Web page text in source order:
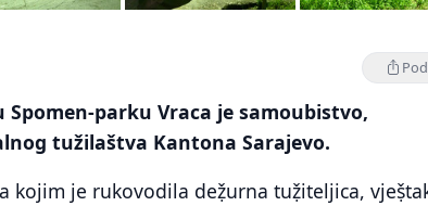
parku Vraca je samoubistvo,
tužilaštva Kantona Sarajevo.
kojim je rukovodila deẓ̌urna tuẓ̌iteljica,